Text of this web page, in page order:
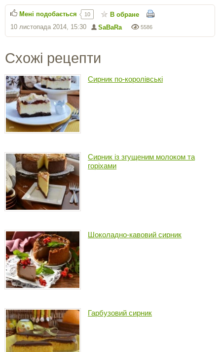
5586
SaBaRa
10 листопада 2014, 15:30
Мені подобається 10 В обране
Схожі рецепти
Сирник по-королівські
Сирник із згущеним молоком та
горіхами
Шоколадно-кавовий сирник
Гарбузовий сирник